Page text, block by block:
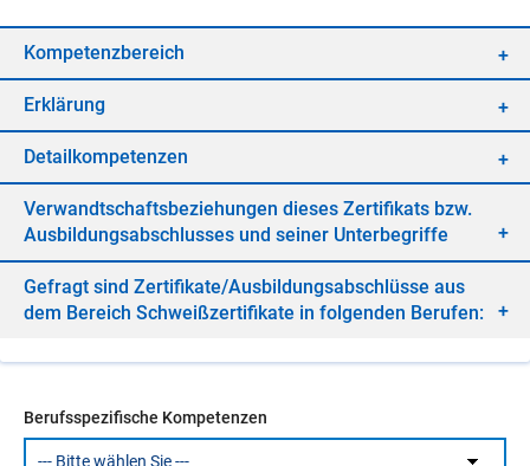
Kom­pe­tenz­be­reich
Er­klä­rung
De­tail­kom­pe­ten­zen
Ver­wandt­schafts­be­zie­hun­gen die­ses Zer­ti­fi­kats bzw.
Aus­bil­dungs­ab­schlus­ses und sei­ner Un­ter­be­grif­fe
Ge­fragt sind Zer­ti­fi­ka­te/​Aus­bil­dungs­ab­schlüs­se aus
dem Be­reich Schweiß­zer­ti­fi­ka­te in fol­gen­den Be­ru­fen:
Berufsspezifische Kompetenzen